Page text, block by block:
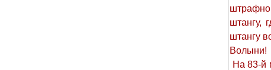
штангу,
штангу
Волыни!
На 83-й